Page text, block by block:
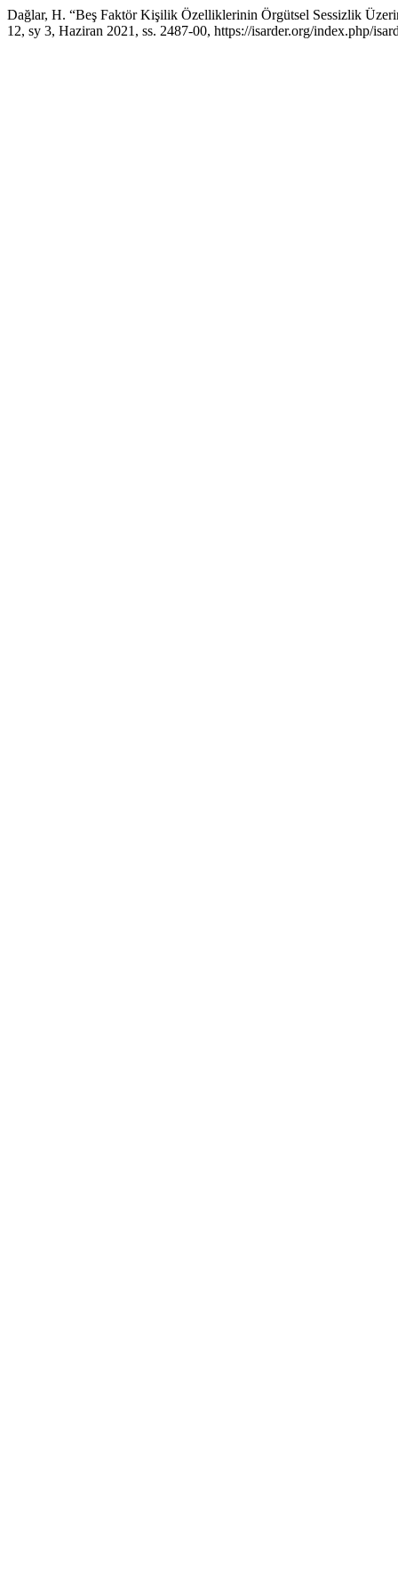
Dağlar, H. “Beş Faktör Kişilik Özelliklerinin Örgütsel Sessizlik
12, sy 3, Haziran 2021, ss. 2487-00, https://isarder.org/index.php/